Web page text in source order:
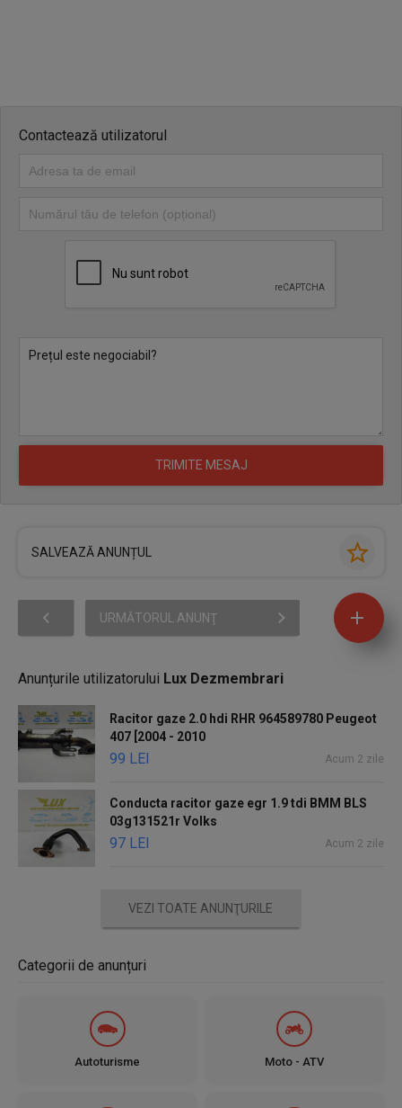
Contactează utilizatorul
SALVEAZĂ ANUNȚUL
URMĂTORUL ANUNŢ
Anunțurile utilizatorului Lux Dezmembrari
Racitor gaze 2.0 hdi RHR 964589780 Peugeot
407 [2004 - 2010
99 LEI Acum 2 zile
Conducta racitor gaze egr 1.9 tdi BMM BLS
03g131521r Volks
97 LEI Acum 2 zile
VEZI TOATE ANUNŢURILE
Categorii de anunțuri
Autoturisme Moto - ATV